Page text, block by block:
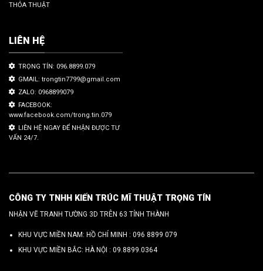
THỎA THUẬT
LIÊN HỆ
TRỌNG TÍN: 096.8899.079
GMAIL: trongtin7799@gmail.com
ZALO: 0968899079
FACEBOOK:
www.facebook.com/trong.tin.079
LIÊN HỆ NGAY ĐỂ NHẬN ĐƯỢC TƯ
VẤN 24/7.
CÔNG TY TNHH KIẾN TRÚC MĨ THUẬT TRỌNG TÍN
NHẬN VẼ TRANH TƯỜNG 3D TRÊN 63 TỈNH THÀNH
KHU VỰC MIỀN NAM: HỒ CHÍ MINH : 096 8899 079
KHU VỰC MIỀN BẮC: HÀ NỘI : 09.8899.0364